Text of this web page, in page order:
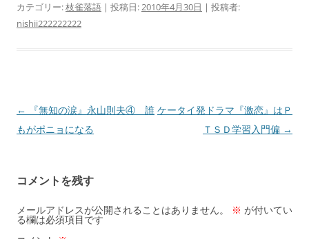
カテゴリー:枝雀落語 | 投稿日:2010年4月30日 | 投稿者:
nishii222222222
投
稿
ゲ
ー
シ
←
『無知の涙』永山則夫④ 誰
もがポニョになる
ケータイ発ドラマ『激恋』はＰ
ＴＳＤ学習入門偏 →
コメントを残す
メールアドレスが公開されることはありません。 ※ が付いてい
る欄は必須項目です